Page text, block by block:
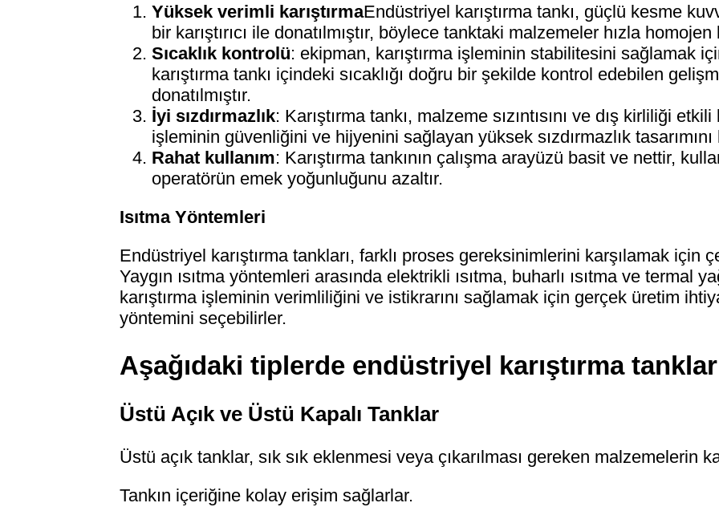
Yüksek verimli karıştırmaEndüstriyel karıştırma tankı, güçlü kesme
bir karıştırıcı ile donatılmıştır, böylece tanktaki malzemeler hızla
Sıcaklık kontrolü: ekipman, karıştırma işleminin stabilitesini sağlamak
karıştırma tankı içindeki sıcaklığı doğru bir şekilde kontrol edebilen
donatılmıştır.
İyi sızdırmazlık: Karıştırma tankı, malzeme sızıntısını ve dış kirliliği
işleminin güvenliğini ve hijyenini sağlayan yüksek sızdırmazlık
Rahat kullanım: Karıştırma tankının çalışma arayüzü basit ve nettir,
operatörün emek yoğunluğunu azaltır.
Isıtma Yöntemleri
Endüstriyel karıştırma tankları, farklı proses gereksinimlerini karşılamak için
Yaygın ısıtma yöntemleri arasında elektrikli ısıtma, buharlı ısıtma ve termal
karıştırma işleminin verimliliğini ve istikrarını sağlamak için gerçek üretim
yöntemini seçebilirler.
Aşağıdaki tiplerde endüstriyel karıştırma
Üstü Açık ve Üstü Kapalı Tanklar
Üstü açık tanklar, sık sık eklenmesi veya çıkarılması gereken malzemelerin
Tankın içeriğine kolay erişim sağlarlar.